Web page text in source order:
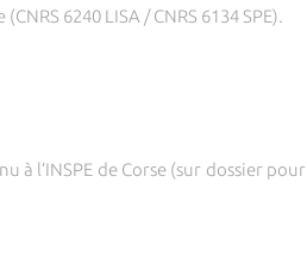
6240 LISA / CNRS 6134 SPE).
à l’INSPE de Corse (sur dossier pour